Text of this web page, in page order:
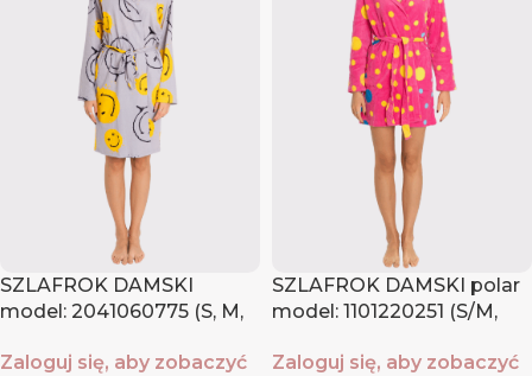
SZLAFROK DAMSKI
model: 2041060775 (S, M,
Zaloguj się, aby zobaczyć
SZLAFROK DAMSKI polar
model: 1101220251 (S/M,
Zaloguj się, aby zobaczyć